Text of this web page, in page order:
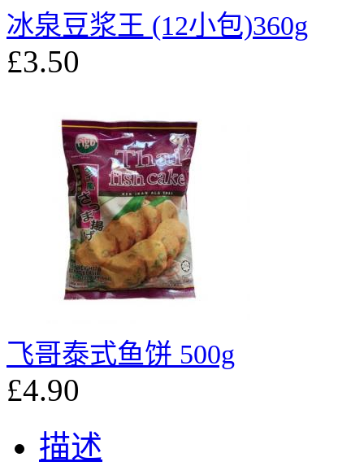
冰泉豆浆王 (12小包)360g
£3.50
飞哥泰式鱼饼 500g
£4.90
描述